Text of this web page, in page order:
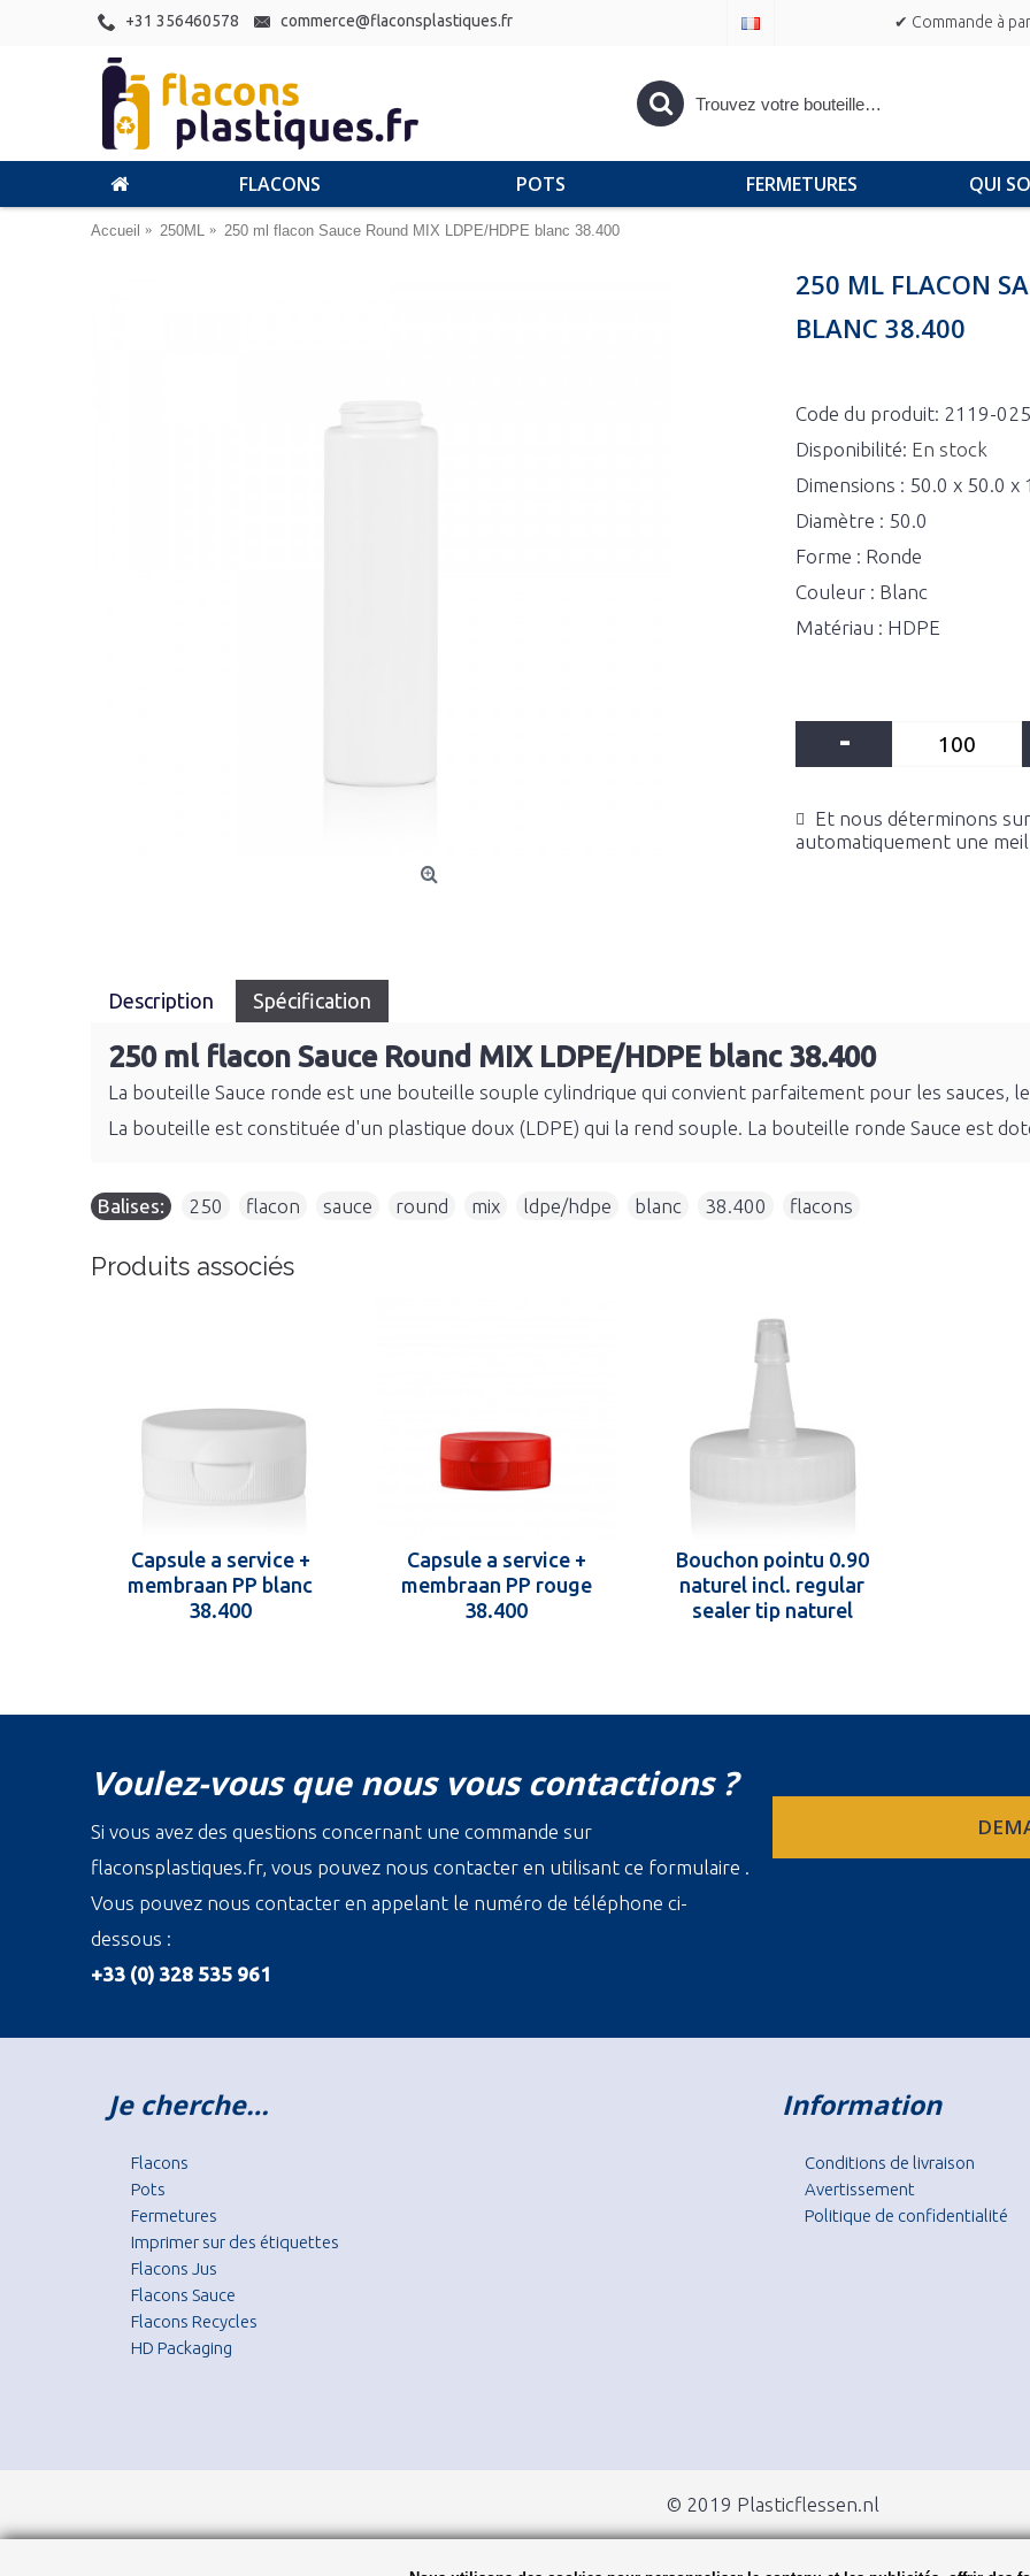
+31 356460578 commerce@flaconsplastiques.fr ✔ Commande à
FLACONS POTS FERMETURES QUI
Accueil 250ML 250 ml flacon Sauce Round MIX LDPE/HDPE blanc 38.400
250 ML FLACON
BLANC 38.400
Code du produit: 2119-
Disponibilité: En stock
Dimensions : 50.0 x 50.0 x
Diamètre : 50.0
Forme : Ronde
Couleur : Blanc
Matériau : HDPE
-
Et nous déterminons
automatiquement une
Description Spécification
250 ml flacon Sauce Round MIX LDPE/HDPE blanc 38.400
La bouteille Sauce ronde est une bouteille souple cylindrique qui convient parfaitement pour les sauces,
La bouteille est constituée d'un plastique doux (LDPE) qui la rend souple. La bouteille ronde Sauce est
Balises: 250 flacon sauce round mix ldpe/hdpe blanc 38.400 flacons
Produits associés
Capsule a service +
membraan PP blanc
38.400
Capsule a service +
membraan PP rouge
38.400
Bouchon pointu 0.90
naturel incl. regular
sealer tip naturel
Voulez-vous que nous vous contactions ?
Si vous avez des questions concernant une commande sur
flaconsplastiques.fr, vous pouvez nous contacter en utilisant ce formulaire .
Vous pouvez nous contacter en appelant le numéro de téléphone ci-
dessous :
+33 (0) 328 535 961
Je cherche…
Flacons
Pots
Fermetures
Imprimer sur des étiquettes
Flacons Jus
Flacons Sauce
Flacons Recycles
HD Packaging
Information
Conditions de livraison
Avertissement
Politique de confidentialité
© 2019 Plasticflessen.nl